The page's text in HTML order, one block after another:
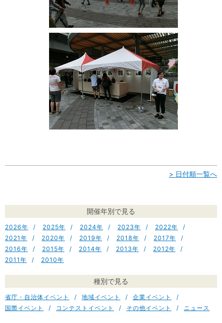
> 日付順一覧へ
開催年別で見る
2026 2025 2024 2023
2022
2021
2020 2019 2018
2017
2016
2015 2014 2013
2012
2011
2010
種別で見る
省庁・自治体イベント 地域イベント
企業イベント
国際イベント
コンテストイベント その他イベント ニュース